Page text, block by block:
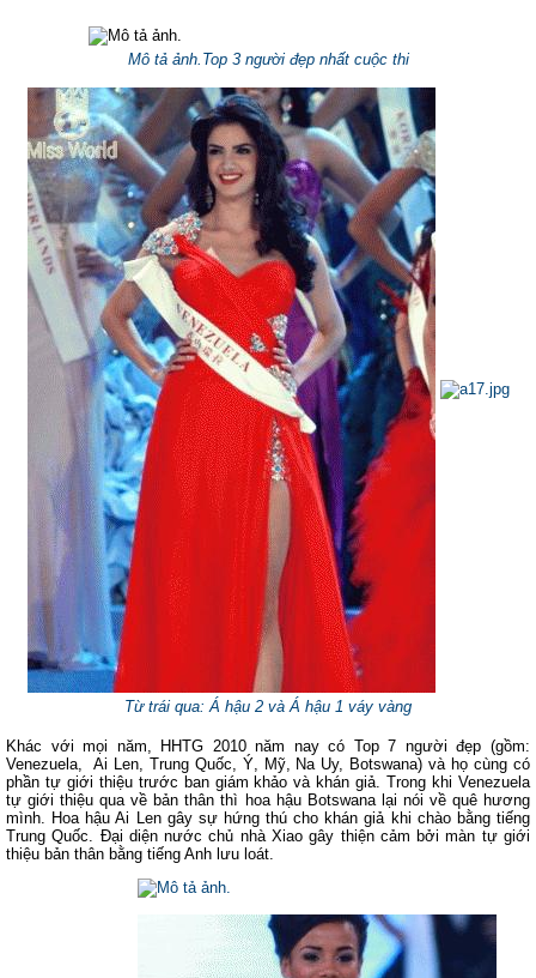
Mô tả ảnh.Top 3 người đẹp nhất cuộc thi
Từ trái qua: Á hậu 2 và Á hậu 1 váy vàng
Khác với mọi năm, HHTG 2010 năm nay có Top 7 người đẹp (gồm:
Venezuela, Ai Len, Trung Quốc, Ý, Mỹ, Na Uy, Botswana) và họ cùng có
phần tự giới thiệu trước ban giám khảo và khán giả. Trong khi Venezuela
tự giới thiệu qua về bản thân thì hoa hậu Botswana lại nói về quê hương
mình. Hoa hậu Ai Len gây sự hứng thú cho khán giả khi chào bằng tiếng
Trung Quốc. Đại diện nước chủ nhà Xiao gây thiện cảm bởi màn tự giới
thiệu bản thân bằng tiếng Anh lưu loát.